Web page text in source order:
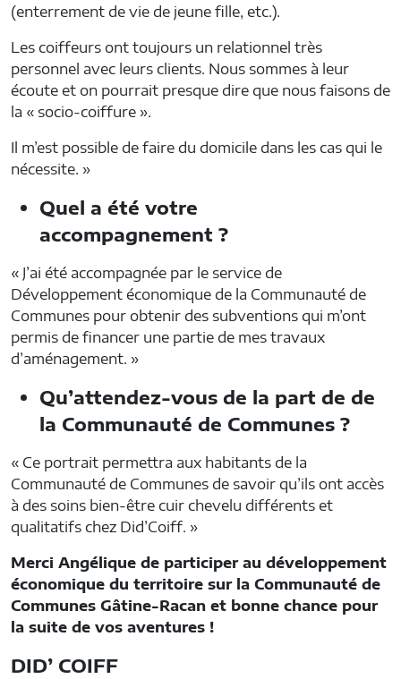
(enterrement de vie de jeune fille, etc.).
Les coiffeurs ont toujours un relationnel très
personnel avec leurs clients. Nous sommes à leur
écoute et on pourrait presque dire que nous faisons de
la « socio-coiffure ».
Il m’est possible de faire du domicile dans les cas qui le
nécessite. »
Quel a été votre
accompagnement ?
« J’ai été accompagnée par le service de
Développement économique de la Communauté de
Communes pour obtenir des subventions qui m’ont
permis de financer une partie de mes travaux
d’aménagement. »
Qu’attendez-vous de la part de de
la Communauté de Communes ?
« Ce portrait permettra aux habitants de la
Communauté de Communes de savoir qu’ils ont accès
à des soins bien-être cuir chevelu différents et
qualitatifs chez Did’Coiff. »
Merci Angélique de participer au développement
économique du territoire sur la Communauté de
Communes Gâtine-Racan et bonne chance pour
la suite de vos aventures !
DID’ COIFF